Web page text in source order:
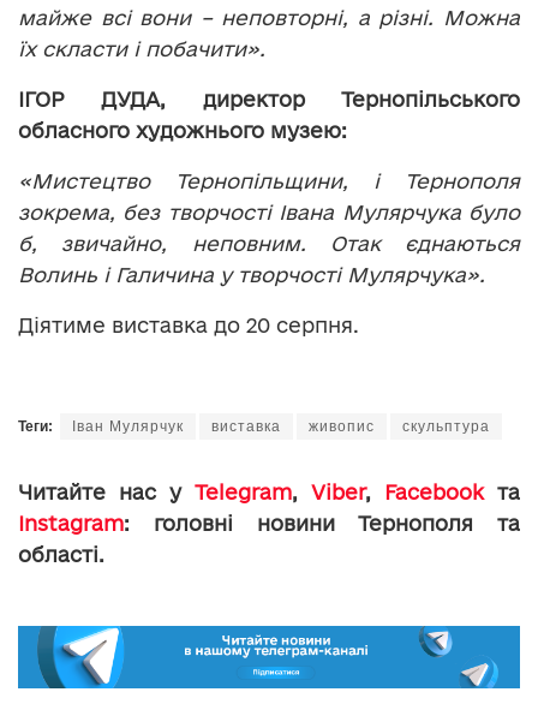
майже всі вони – неповторні, а різні. Можна
їх скласти і побачити».
ІГОР ДУДА, директор Тернопільського
обласного художнього музею:
«Мистецтво Тернопільщини, і Тернополя
зокрема, без творчості Івана Мулярчука було
б, звичайно, неповним. Отак єднаються
Волинь і Галичина у творчості Мулярчука».
Діятиме виставка до 20 серпня.
Теги: Іван Мулярчук виставка живопис скульптура
Читайте нас у Telegram, Viber, Facebookта
Instagram: головні новини Тернополя та
області.